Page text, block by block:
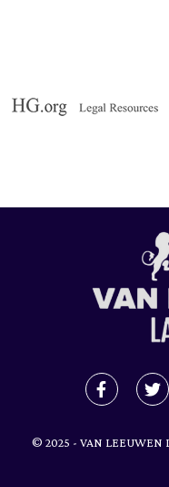
© 2025 - VAN LEEUWEN